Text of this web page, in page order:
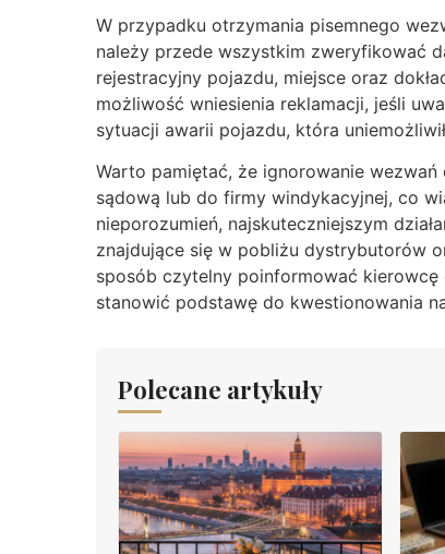
W przypadku otrzymania pisemnego
należy przede wszystkim zweryfikować
rejestracyjny pojazdu, miejsce oraz
możliwość wniesienia reklamacji, jeśli
sytuacji awarii pojazdu, która
Warto pamiętać, że ignorowanie
sądową lub do firmy windykacyjnej, co
nieporozumień, najskuteczniejszym
znajdujące się w pobliżu dystrybutorów
sposób czytelny poinformować
stanowić podstawę do kwestionowania
Polecane artykuły